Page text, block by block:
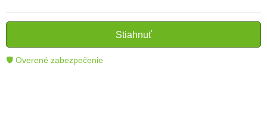
informatívnych textov, ktoré pomáhajú
čitateľom lepšie porozumieť a využiť moderné
technológie.
Stiahnuť
🛡 Overené zabezpečenie